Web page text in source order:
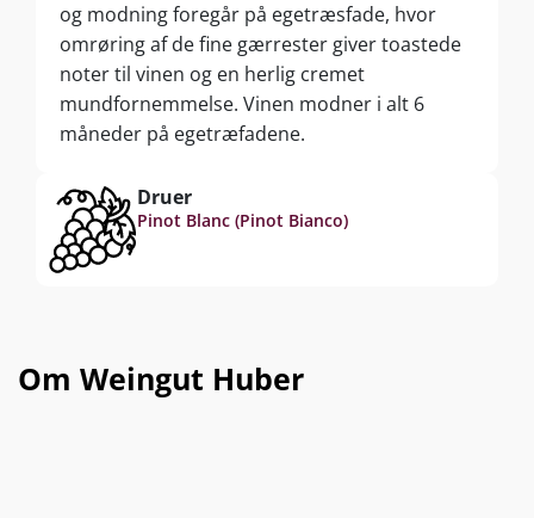
og modning foregår på egetræsfade, hvor
omrøring af de fine gærrester giver toastede
noter til vinen og en herlig cremet
mundfornemmelse. Vinen modner i alt 6
måneder på egetræfadene.
Druer
Pinot Blanc (Pinot Bianco)
Om Weingut Huber